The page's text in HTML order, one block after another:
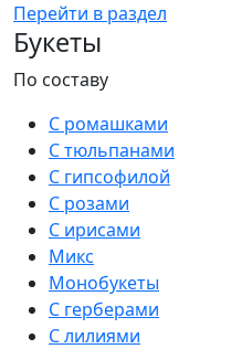
Перейти в раздел
Букеты
По составу
С ромашками
С тюльпанами
С гипсофилой
С розами
С ирисами
Микс
Монобукеты
С герберами
С лилиями